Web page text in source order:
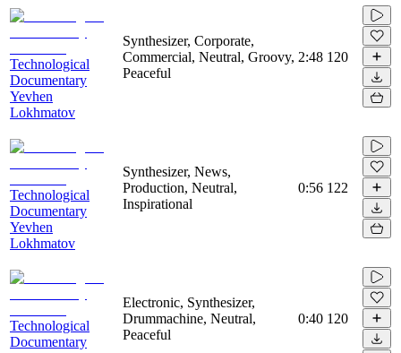
Technological
Documentary
Yevhen
Lokhmatov
Synthesizer, Corporate,
Commercial, Neutral, Groovy,
Peaceful
2:48 120
Technological
Documentary
Yevhen
Lokhmatov
Synthesizer, News,
Production, Neutral,
Inspirational
0:56 122
Technological
Documentary
Electronic, Synthesizer,
Drummachine, Neutral,
Peaceful
0:40 120